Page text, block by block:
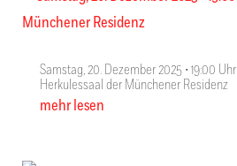
Samstag, 20. Dezember 2025 ∙ 19:00 Uhr
Herkulessaal der Münchener Residenz
mehr lesen